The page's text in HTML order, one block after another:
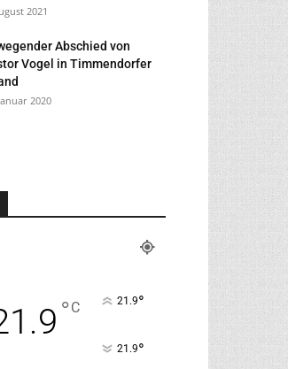
2021
Abschied von
Vogel in Timmendorfer
2020
°C 21.9°
21.9°